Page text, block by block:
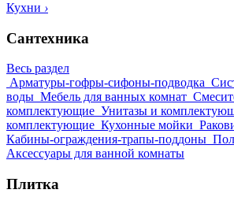
Кухни ›
Сантехника
Весь раздел
Арматуры-гофры-сифоны-подводка
воды Мебель для ванных комнат
комплектующие Унитазы и
комплектующие Кухонные мойки
Кабины-ограждения-трапы-поддоны
Аксессуары для ванной комнаты
Плитка